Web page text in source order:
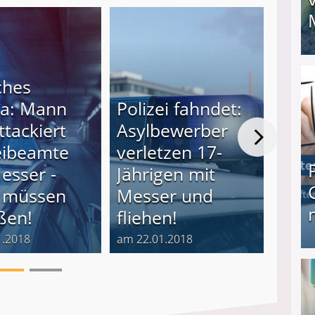
Mann
-
Polizei fahndet:
Asylbewerber
verletzen 17-
Jährigen mit
Messer und
fliehen!
am 22.01.2018
Er
am
I❶I Schnell Geld verdienen: 20 seriöse
Produkttester werden und Geld verdienen ↻